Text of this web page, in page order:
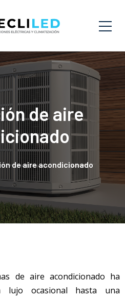
de aire
de aire acondicionado
de aire acondicionado ha
lujo ocasional hasta una